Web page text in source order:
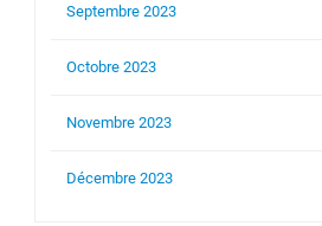
Septembre 2023
Octobre 2023
Novembre 2023
Décembre 2023